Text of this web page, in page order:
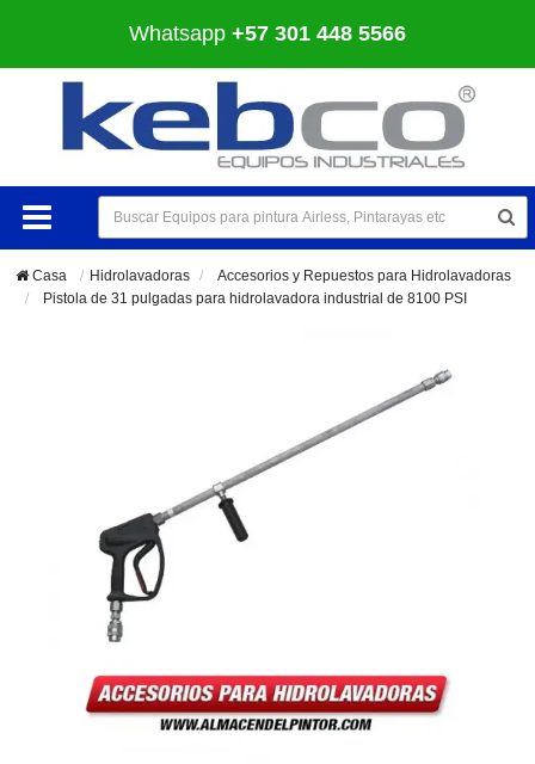
Whatsapp +57 301 448 5566
Casa Hidrolavadoras >
Accesorios y Repuestos para Hidrolavadoras
>
Pistola de 31 pulgadas para hidrolavadora industrial de 8100 PSI